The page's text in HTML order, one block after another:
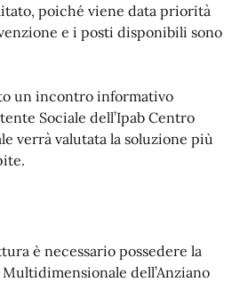
poiché viene data priorità
e i posti disponibili sono
un incontro informativo
Sociale dell’Ipab Centro
verrà valutata la soluzione più
è necessario possedere la
dell’Anziano